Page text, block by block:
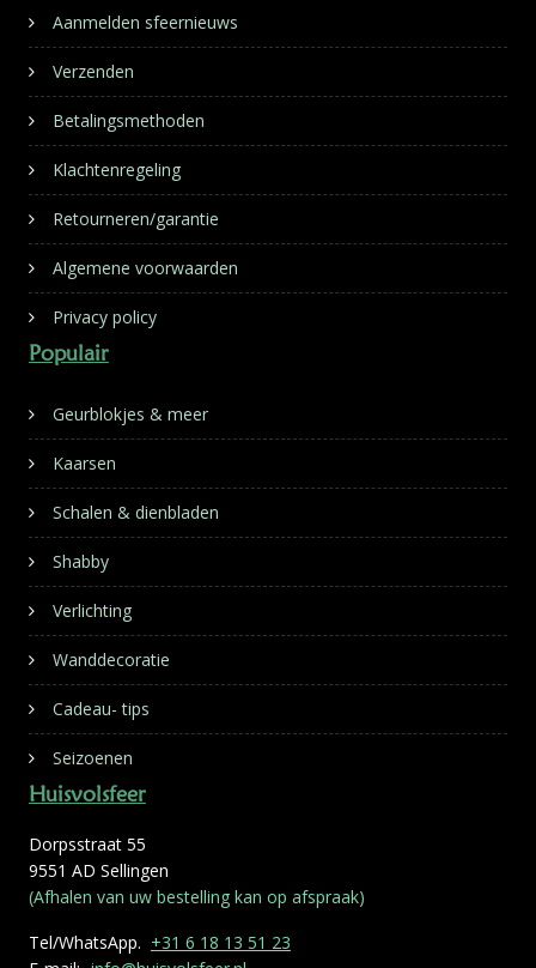
Aanmelden sfeernieuws
Verzenden
Betalingsmethoden
Klachtenregeling
Retourneren/garantie
Algemene voorwaarden
Privacy policy
Populair
Geurblokjes & meer
Kaarsen
Schalen & dienbladen
Shabby
Verlichting
Wanddecoratie
Cadeau- tips
Seizoenen
Huisvolsfeer
Dorpsstraat 55
9551 AD Sellingen
(Afhalen van uw bestelling kan op afspraak)
Tel/WhatsApp. +31 6 18 13 51 23